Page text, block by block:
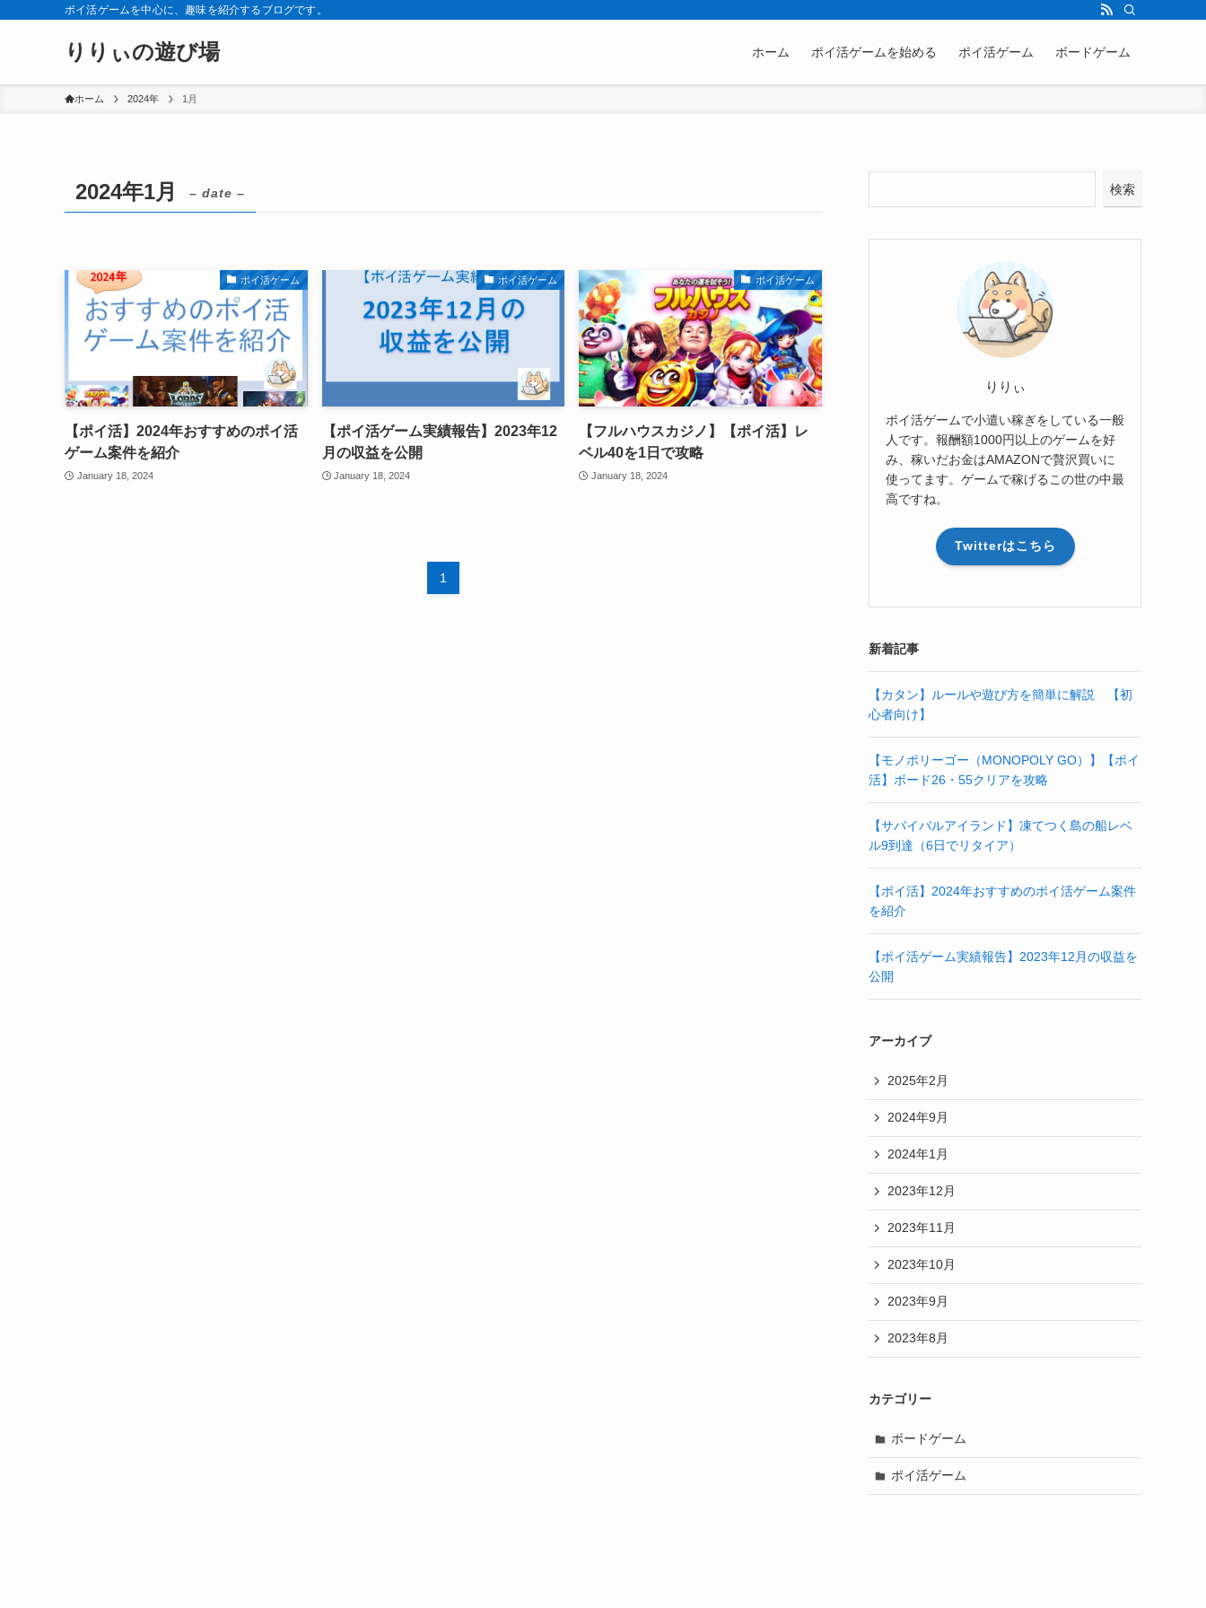
ポイ活ゲームを中心に、趣味を紹介するブログです。
りりぃの遊び場 ホーム ポイ活ゲームを始める ポイ活ゲーム ボードゲーム
ホーム 2024年 1月
2024年1月 – date –
ポイ活ゲーム
【ポイ活】2024年おすすめのポイ活
ゲーム案件を紹介
January 18, 2024
ポイ活ゲーム
【ポイ活ゲーム実績報告】2023年12
月の収益を公開
January 18, 2024
ポイ活ゲーム
【フルハウスカジノ】【ポイ活】レ
ベル40を1日で攻略
January 18, 2024
1
検索
りりぃ
ポイ活ゲームで小遣い稼ぎをしている一般
人です。報酬額1000円以上のゲームを好
み、稼いだお金はAMAZONで贅沢買いに
使ってます。ゲームで稼げるこの世の中最
高ですね。
Twitterはこちら
新着記事
【カタン】ルールや遊び方を簡単に解説 【初
心者向け】
【モノポリーゴー（MONOPOLY GO）】【ポイ
活】ボード26・55クリアを攻略
【サバイバルアイランド】凍てつく島の船レベ
ル9到達（6日でリタイア）
【ポイ活】2024年おすすめのポイ活ゲーム案件
を紹介
【ポイ活ゲーム実績報告】2023年12月の収益を
公開
アーカイブ
2025年2月
2024年9月
2024年1月
2023年12月
2023年11月
2023年10月
2023年9月
2023年8月
カテゴリー
ボードゲーム
ポイ活ゲーム